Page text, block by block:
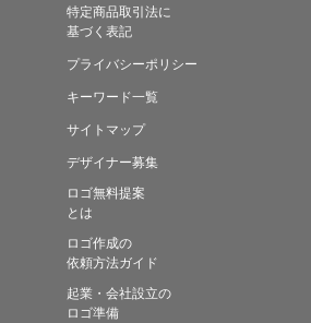
特定商品取引法に
基づく表記
プライバシーポリシー
キーワード一覧
サイトマップ
デザイナー募集
ロゴ無料提案
とは
ロゴ作成の
依頼方法ガイド
起業・会社設立の
ロゴ準備